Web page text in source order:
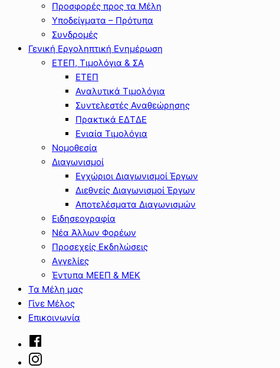
Προσφορές προς τα Μέλη
Υποδείγματα – Πρότυπα
Συνδρομές
Γενική Εργοληπτική Ενημέρωση
ΕΤΕΠ, Τιμολόγια & ΣΑ
ΕΤΕΠ
Αναλυτικά Τιμολόγια
Συντελεστές Αναθεώρησης
Πρακτικά ΕΔΤΔΕ
Ενιαία Τιμολόγια
Νομοθεσία
Διαγωνισμοί
Εγχώριοι Διαγωνισμοί Έργων
Διεθνείς Διαγωνισμοί Έργων
Αποτελέσματα Διαγωνισμών
Ειδησεογραφία
Νέα Άλλων Φορέων
Προσεχείς Εκδηλώσεις
Αγγελίες
Έντυπα ΜΕΕΠ & ΜΕΚ
Τα Μέλη μας
Γίνε Μέλος
Επικοινωνία